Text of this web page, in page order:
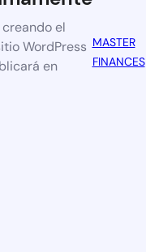
el
WordPress
en
MASTER
FINANCES